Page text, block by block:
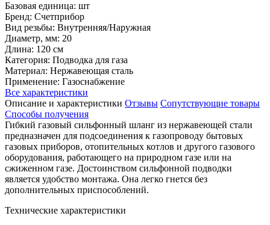
Базовая единица: шт
Бренд: Счетприбор
Вид резьбы: Внутренняя/Наружная
Диаметр, мм: 20
Длина: 120 см
Категория: Подводка для газа
Материал: Нержавеющая сталь
Применение: Газоснабжение
Все характеристики
Описание и характеристики Отзывы Сопутствующие товары
Способы получения
Гибкий газовый сильфонный шланг из нержавеющей стали
предназначен для подсоединения к газопроводу бытовых
газовых приборов, отопительных котлов и другого газового
оборудования, работающего на природном газе или на
сжиженном газе. Достоинством сильфонной подводки
является удобство монтажа. Она легко гнется без
дополнительных приспособлений.
Технические характеристики